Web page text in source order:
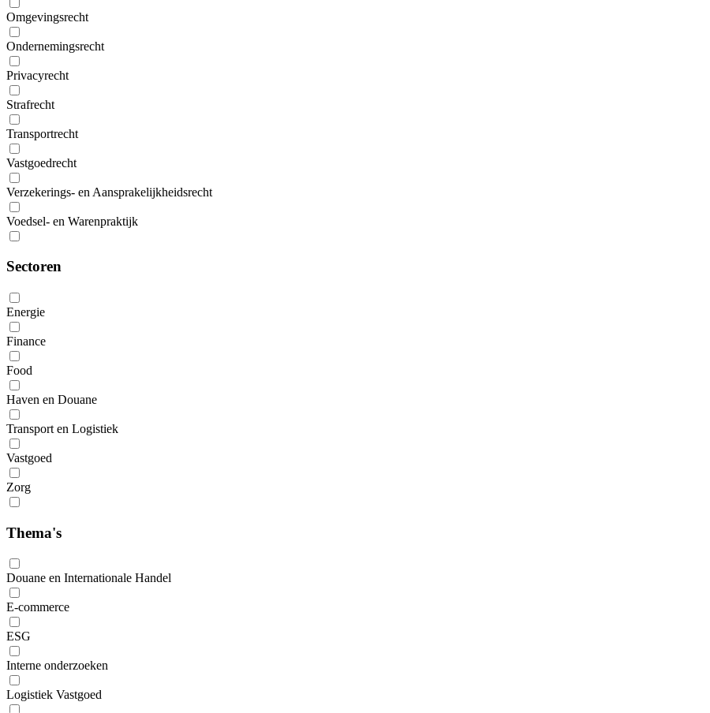
Omgevingsrecht
Ondernemingsrecht
Privacyrecht
Strafrecht
Transportrecht
Vastgoedrecht
Verzekerings- en Aansprakelijkheidsrecht
Voedsel- en Warenpraktijk
Sectoren
Energie
Finance
Food
Haven en Douane
Transport en Logistiek
Vastgoed
Zorg
Thema's
Douane en Internationale Handel
E-commerce
ESG
Interne onderzoeken
Logistiek Vastgoed